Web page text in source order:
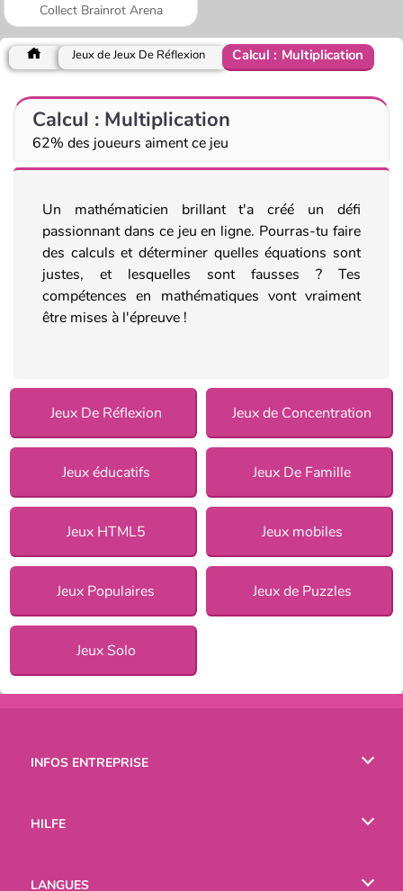
Collect Brainrot Arena
Jeux de Jeux De Réflexion Calcul : Multiplication
Calcul : Multiplication
62% des joueurs aiment ce jeu
Un mathématicien brillant t'a créé un défi
passionnant dans ce jeu en ligne. Pourras-tu faire
des calculs et déterminer quelles équations sont
justes, et lesquelles sont fausses ? Tes
compétences en mathématiques vont vraiment
être mises à l'épreuve !
Jeux De Réflexion Jeux de Concentration
Jeux éducatifs Jeux De Famille
Jeux HTML5 Jeux mobiles
Jeux Populaires Jeux de Puzzles
Jeux Solo
INFOS ENTREPRISE
HILFE
LANGUES